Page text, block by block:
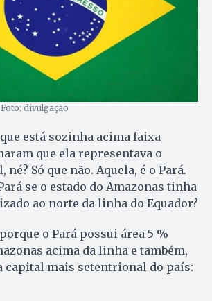
divulgação
está sozinha acima faixa
que ela representava o
Só que não. Aquela, é o Pará.
se o estado do Amazonas tinha
ao norte da linha do Equador?
o Pará possui área 5 %
acima da linha e também,
capital mais setentrional do país: